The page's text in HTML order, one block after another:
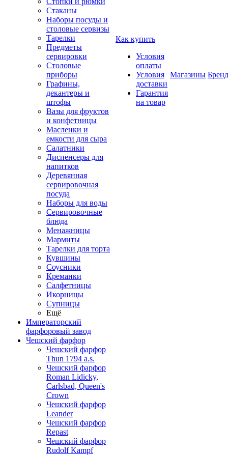
Стаканы
Наборы посуды и
столовые сервизы
Тарелки
Предметы
сервировки
Столовые
приборы
Графины,
декантеры и
штофы
Вазы для фруктов
и конфетницы
Масленки и
емкости для сыра
Салатники
Диспенсеры для
напитков
Деревянная
сервировочная
посуда
Наборы для воды
Сервировочные
блюда
Менажницы
Мармиты
Тарелки для торта
Кувшины
Соусники
Креманки
Салфетницы
Икорницы
Супницы
Ещё
Императорский
фарфоровый завод
Чешский фарфор
Чешский фарфор
Thun 1794 a.s.
Чешский фарфор
Roman Lidicky,
Carlsbad, Queen's
Crown
Чешский фарфор
Leander
Чешский фарфор
Repast
Чешский фарфор
Rudolf Kampf
Как купить
Условия
оплаты
Условия
доставки
Гарантия
на товар
Магазины